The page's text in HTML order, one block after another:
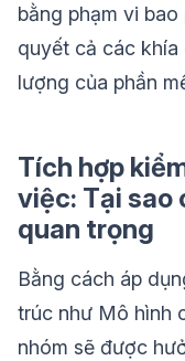
bằng phạm vi
quyết cả các
lượng của phần
Tích hợp
việc: Tại sao
quan trọng
Bằng cách áp
trúc như Mô hình
nhóm sẽ được